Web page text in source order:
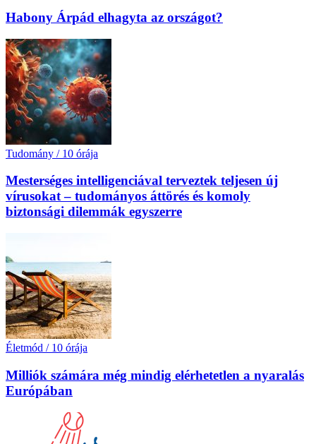
Habony Árpád elhagyta az országot?
Tudomány / 10 órája
Mesterséges intelligenciával terveztek teljesen új
vírusokat – tudományos áttörés és komoly
biztonsági dilemmák egyszerre
Életmód / 10 órája
Milliók számára még mindig elérhetetlen a nyaralás
Európában